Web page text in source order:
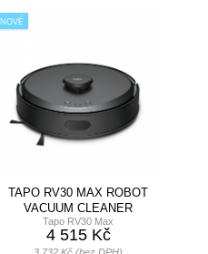
NOVÉ
TAPO RV30 MAX ROBOT
VACUUM CLEANER
Tapo RV30 Max
4 515 Kč